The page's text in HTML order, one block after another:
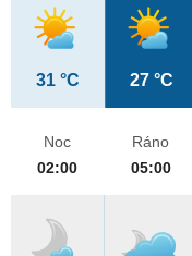
31 °C 27 °C
Noc
02:00
Ráno
05:00